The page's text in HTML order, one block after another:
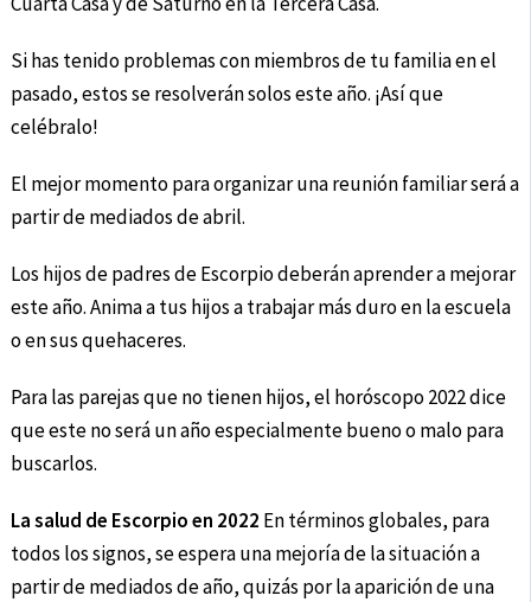
Si has tenido problemas con miembros de tu familia en el
pasado, estos se resolverán solos este año. ¡Así que
celébralo!
El mejor momento para organizar una reunión familiar será a
partir de mediados de abril.
Los hijos de padres de Escorpio deberán aprender a mejorar
este año. Anima a tus hijos a trabajar más duro en la escuela
o en sus quehaceres.
Para las parejas que no tienen hijos, el horóscopo 2022 dice
que este no será un año especialmente bueno o malo para
buscarlos.
La salud de Escorpio en 2022 En términos globales, para
todos los signos, se espera una mejoría de la situación a
partir de mediados de año, quizás por la aparición de una